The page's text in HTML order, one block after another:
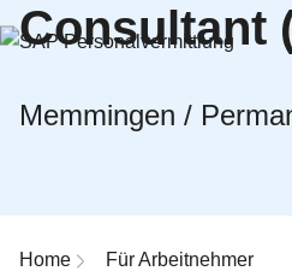
Consultant
Memmingen /
Breadcrumb-Navigation
Home
Für Arbeitnehmer